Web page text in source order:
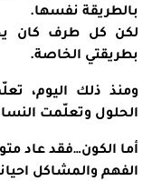
بالطريقة نفسها.
لكن كل طرف كان
بطريقتي الخاصة.
ومنذ ذلك اليوم،
الحلول وتعلّمت
أما الكون…فقد عاد
الفهم والمشاكل